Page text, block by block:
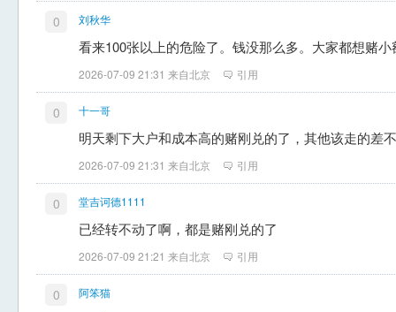
0 刘秋华
看来100张以上的危险了。钱没那么多。大家都想赌小
2026-07-09 21:31 来自北京 引用
0 十一哥
明天剩下大户和成本高的赌刚兑的了，其他该走的差
2026-07-09 21:31 来自北京 引用
0 堂吉诃德1111
已经转不动了啊，都是赌刚兑的了
2026-07-09 21:21 来自北京 引用
0
阿笨猫